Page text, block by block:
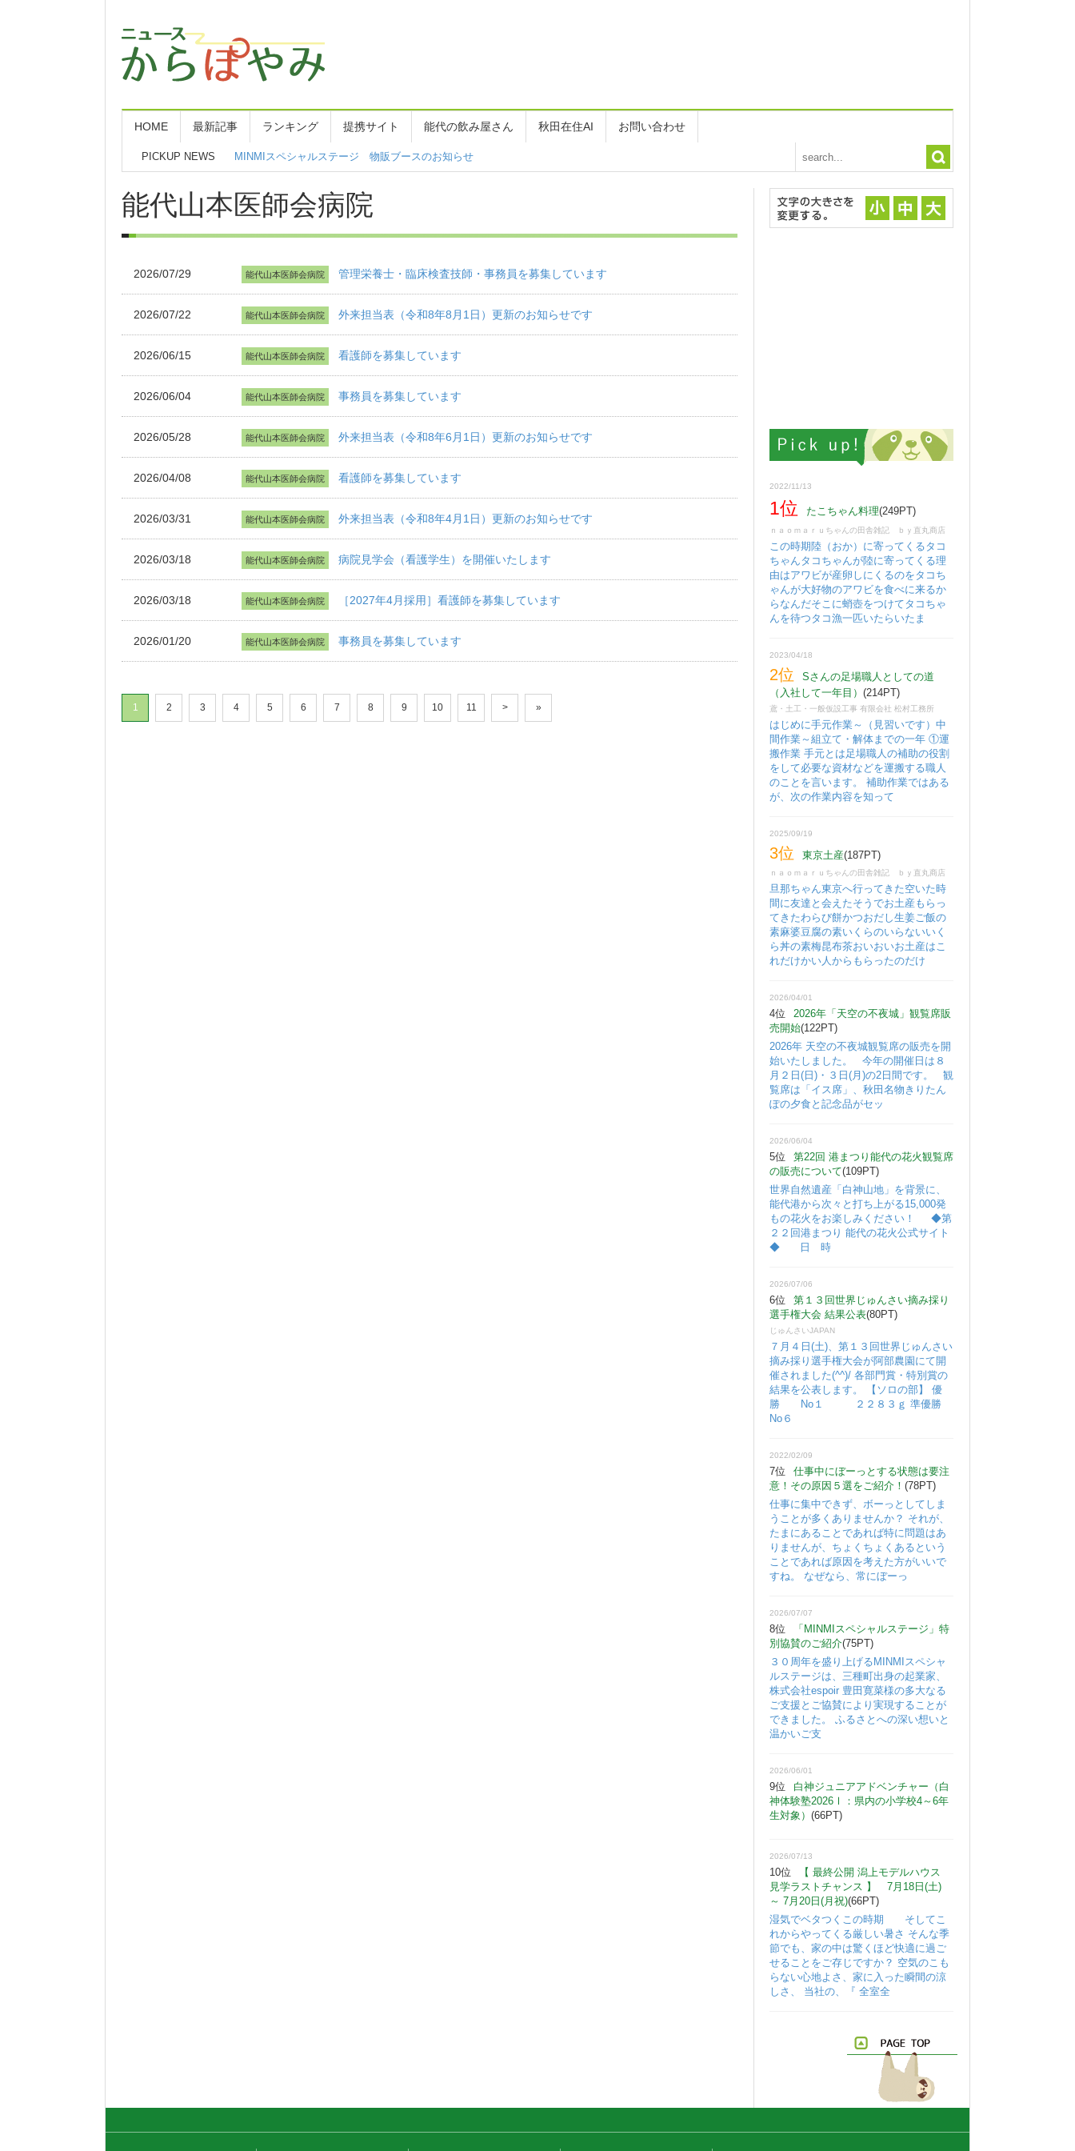
HOME 最新記事 ランキング 提携サイト 能代の飲み屋さん 秋田在住AI お問い合わせ
PICKUP NEWS MINMIスペシャルステージ 物販ブースのお知らせ
能代山本医師会病院
2026/07/29 能代山本医師会病院 管理栄養士・臨床検査技師・事務員を募集しています
2026/07/22 能代山本医師会病院 外来担当表（令和8年8月1日）更新のお知らせです
2026/06/15 能代山本医師会病院 看護師を募集しています
2026/06/04 能代山本医師会病院 事務員を募集しています
2026/05/28 能代山本医師会病院 外来担当表（令和8年6月1日）更新のお知らせです
2026/04/08 能代山本医師会病院 看護師を募集しています
2026/03/31 能代山本医師会病院 外来担当表（令和8年4月1日）更新のお知らせです
2026/03/18 能代山本医師会病院 病院見学会（看護学生）を開催いたします
2026/03/18 能代山本医師会病院 ［2027年4月採用］看護師を募集しています
2026/01/20 能代山本医師会病院 事務員を募集しています
1 2 3 4 5 6 7 8 9 10 11 > »
2022/11/13
1位 たこちゃん料理(249PT)
ｎａｏｍａｒｕちゃんの田舎雑記 ｂｙ直丸商店
この時期陸（おか）に寄ってくるタコ
ちゃんタコちゃんが陸に寄ってくる理
由はアワビが産卵しにくるのをタコち
ゃんが大好物のアワビを食べに来るか
らなんだそこに蛸壺をつけてタコちゃ
んを待つタコ漁一匹いたらいたま
2023/04/18
2位
Sさんの足場職人としての道
（入社して一年目） (214PT)
鳶・土工・一般仮設工事 有限会社 松村工務所
はじめに手元作業～（見習いです）中
間作業～組立て・解体までの一年 ①運
搬作業 手元とは足場職人の補助の役割
をして必要な資材などを運搬する職人
のことを言います。 補助作業ではある
が、次の作業内容を知って
2025/09/19
3位 東京土産(187PT)
ｎａｏｍａｒｕちゃんの田舎雑記 ｂｙ直丸商店
旦那ちゃん東京へ行ってきた空いた時
間に友達と会えたそうでお土産もらっ
てきたわらび餅かつおだし生姜ご飯の
素麻婆豆腐の素いくらのいらないいく
ら丼の素梅昆布茶おいおいお土産はこ
れだけかい人からもらったのだけ
2026/04/01
4位
2026年「天空の不夜城」観覧席販
売開始(122PT)
2026年 天空の不夜城観覧席の販売を開
始いたしました。 今年の開催日は８
月２日(日)・３日(月)の2日間です。 観
覧席は「イス席」、秋田名物きりたん
ぽの夕食と記念品がセッ
2026/06/04
5位
第22回 港まつり能代の花火観覧席
の販売について(109PT)
世界自然遺産「白神山地」を背景に、
能代港から次々と打ち上がる15,000発
もの花火をお楽しみください！ ◆第
２２回港まつり 能代の花火公式サイト
◆ 日 時
2026/07/06
6位
第１３回世界じゅんさい摘み採り
選手権大会 結果公表(80PT)
じゅんさいJAPAN
７月４日(土)、第１３回世界じゅんさい
摘み採り選手権大会が阿部農園にて開
催されました(^^)/ 各部門賞・特別賞の
結果を公表します。 【ソロの部】 優
勝 No１ ２２８３ｇ 準優勝
No６
2022/02/09
7位
仕事中にぼーっとする状態は要注
意！その原因５選をご紹介！ (78PT)
仕事に集中できず、ボーっとしてしま
うことが多くありませんか？ それが、
たまにあることであれば特に問題はあ
りませんが、ちょくちょくあるという
ことであれば原因を考えた方がいいで
すね。 なぜなら、常にぼーっ
2026/07/07
8位
「MINMIスペシャルステージ」特
別協賛のご紹介(75PT)
３０周年を盛り上げるMINMIスペシャ
ルステージは、三種町出身の起業家、
株式会社espoir 豊田寛菜様の多大なる
ご支援とご協賛により実現することが
できました。 ふるさとへの深い想いと
温かいご支
2026/06/01
9位
白神ジュニアアドベンチャー（白
神体験塾2026Ⅰ：県内の小学校4～6年
生対象） (66PT)
2026/07/13
10位
【 最終公開 潟上モデルハウス
見学ラストチャンス 】 7月18日(土)
～ 7月20日(月祝)(66PT)
湿気でベタつくこの時期 そしてこ
れからやってくる厳しい暑さ そんな季
節でも、家の中は驚くほど快適に過ご
せることをご存じですか？ 空気のこも
らない心地よさ、家に入った瞬間の涼
しさ、 当社の、『 全室全